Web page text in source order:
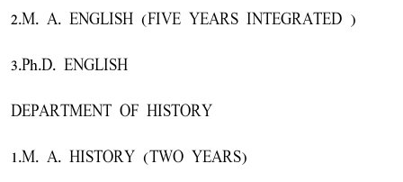
2.M. A. ENGLISH (FIVE YEARS INTEGRATED )
3.Ph.D. ENGLISH
DEPARTMENT OF HISTORY
1.M. A. HISTORY (TWO YEARS)